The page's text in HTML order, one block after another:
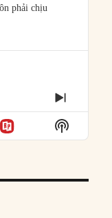
phải chịu
NEXT
Show
Podcast